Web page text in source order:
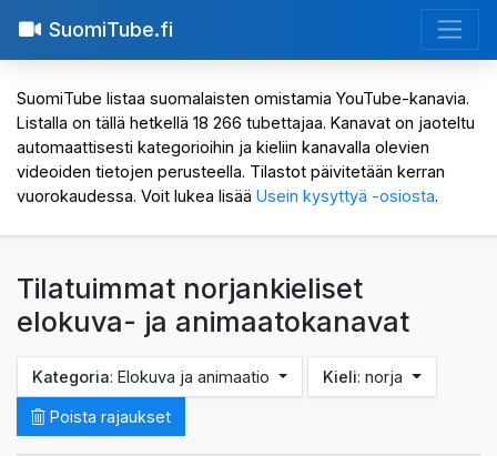
SuomiTube.fi
SuomiTube listaa suomalaisten omistamia YouTube-kanavia.
Listalla on tällä hetkellä 18 266 tubettajaa. Kanavat on jaoteltu
automaattisesti kategorioihin ja kieliin kanavalla olevien
videoiden tietojen perusteella. Tilastot päivitetään kerran
vuorokaudessa. Voit lukea lisää Usein kysyttyä -osiosta.
Tilatuimmat norjankieliset
elokuva- ja animaatokanavat
Kategoria: Elokuva ja animaatio Kieli: norja
Poista rajaukset